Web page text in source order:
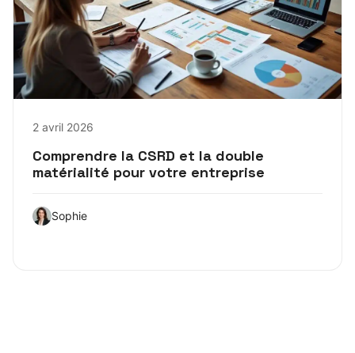
2 avril 2026
Comprendre la CSRD et la double
matérialité pour votre entreprise
Sophie